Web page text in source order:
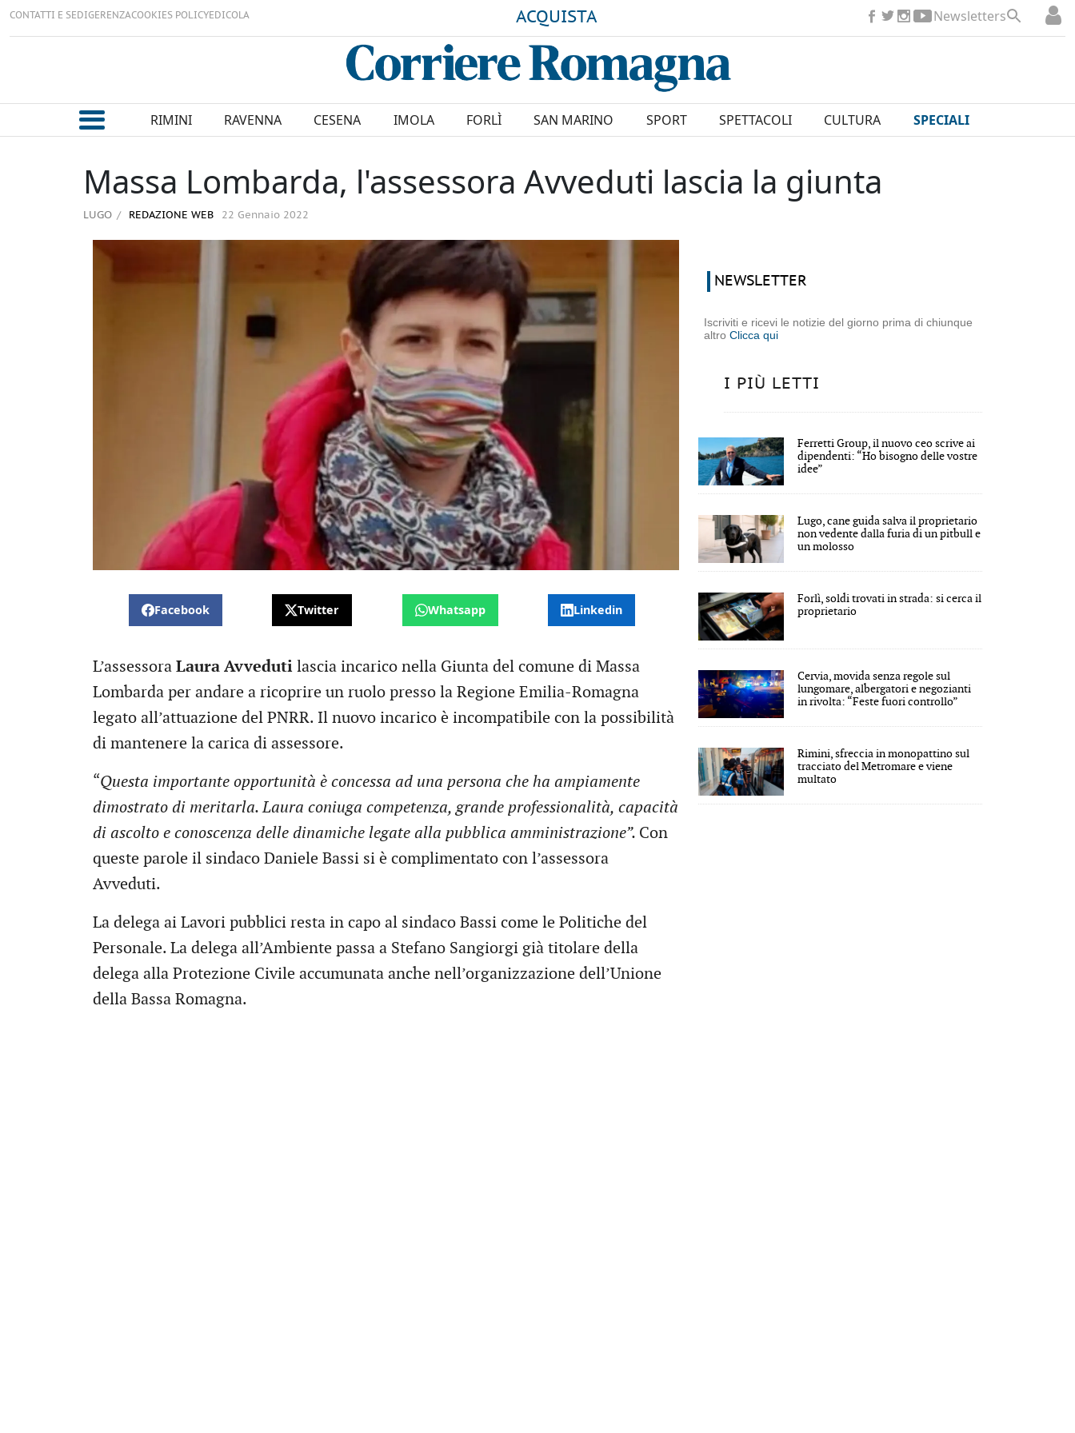
CONTATTI E SEDIGERENZACOOKIES POLICYEDICOLA ACQUISTA Newsletters
RIMINI RAVENNA CESENA IMOLA FORLÌ SAN MARINO SPORT SPETTACOLI CULTURA SPECIALI
Massa Lombarda, l'assessora Avveduti lascia la giunta
LUGO REDAZIONE WEB 22 Gennaio 2022
Facebook Twitter Whatsapp Linkedin
L’assessora Laura Avveduti lascia incarico nella Giunta del comune di Massa
Lombarda per andare a ricoprire un ruolo presso la Regione Emilia-Romagna
legato all’attuazione del PNRR. Il nuovo incarico è incompatibile con la possibilità
di mantenere la carica di assessore.
“Questa importante opportunità è concessa ad una persona che ha ampiamente
dimostrato di meritarla. Laura coniuga competenza, grande professionalità, capacità
di ascolto e conoscenza delle dinamiche legate alla pubblica amministrazione”. Con
queste parole il sindaco Daniele Bassi si è complimentato con l’assessora
Avveduti.
La delega ai Lavori pubblici resta in capo al sindaco Bassi come le Politiche del
Personale. La delega all’Ambiente passa a Stefano Sangiorgi già titolare della
delega alla Protezione Civile accumunata anche nell’organizzazione dell’Unione
della Bassa Romagna.
NEWSLETTER
Iscriviti e ricevi le notizie del giorno prima di chiunque
altroClicca qui
I PIÙ LETTI
Ferretti Group, il nuovo ceo scrive ai
dipendenti: “Ho bisogno delle vostre
idee”
Lugo, cane guida salva il proprietario
non vedente dalla furia di un pitbull e
un molosso
Forlì, soldi trovati in strada: si cerca il
proprietario
Cervia, movida senza regole sul
lungomare, albergatori e negozianti
in rivolta: “Feste fuori controllo”
Rimini, sfreccia in monopattino sul
tracciato del Metromare e viene
multato